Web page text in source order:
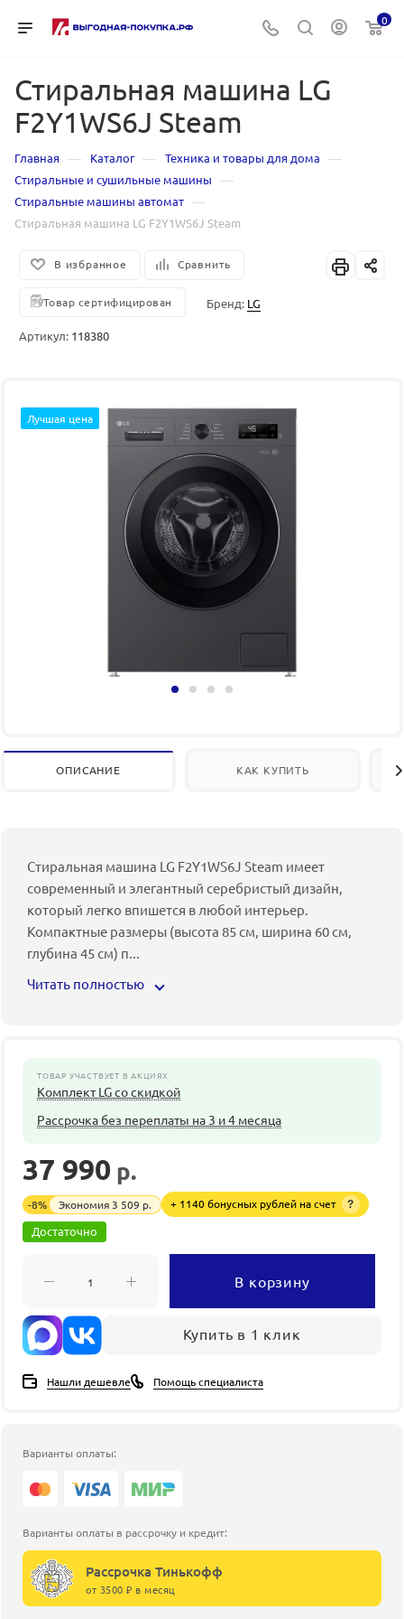
0
Стиральная машина LG
F2Y1WS6J Steam
Главная — Каталог — Техника и товары для дома —
Стиральные и сушильные машины —
Стиральные машины автомат —
Стиральная машина LG F2Y1WS6J Steam
В избранное Сравнить
Товар сертифицирован Бренд: LG
Артикул: 118380
Лучшая цена
ОПИСАНИЕ КАК КУПИТЬ
Стиральная машина LG F2Y1WS6J Steam имеет
современный и элегантный серебристый дизайн,
который легко впишется в любой интерьер.
Компактные размеры (высота 85 см, ширина 60 см,
глубина 45 см) п...
Читать полностью
ТОВАР УЧАСТВУЕТ В АКЦИЯХ
Комплект LG со скидкой
Рассрочка без переплаты на 3 и 4 месяца
37 990 р.
-8% Экономия 3 509 р. + 1140 бонусных рублей на счет ?
Достаточно
В корзину
Купить в 1 клик
Нашли дешевле Помощь специалиста
Варианты оплаты:
Варианты оплаты в рассрочку и кредит:
Рассрочка Тинькофф
от 3500 ₽ в месяц